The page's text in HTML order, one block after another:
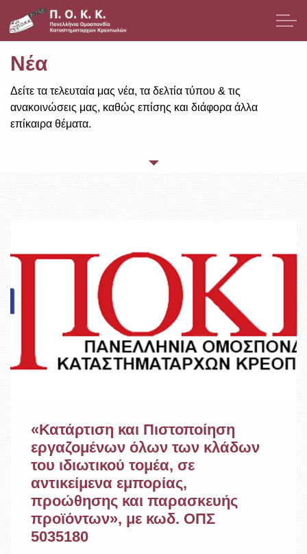
Μετάβαση στο κύριο περιεχόμενο
Παρουσίαση
Μέλη
Δελτία Τύπου / Ανακοινώσεις
ΕΣΠΑ
Χρήσιμοι Σύνδεσμοι
Επικοινωνία
Νέα
Δείτε τα τελευταία μας νέα, τα δελτία τύπου & τις
ανακοινώσεις μας, καθώς επίσης και διάφορα άλλα
επίκαιρα θέματα.
«Κατάρτιση και Πιστοποίηση
εργαζομένων όλων των κλάδων
του ιδιωτικού τομέα, σε
αντικείμενα εμπορίας,
προώθησης και παρασκευής
προϊόντων», με κωδ. ΟΠΣ
5035180